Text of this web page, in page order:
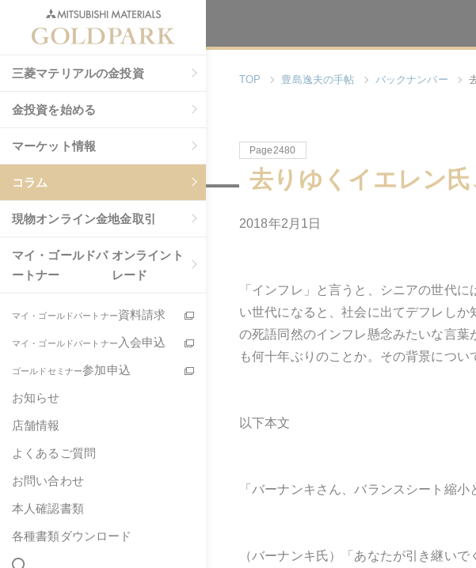
三菱マテリアルの金投資
金投資を始める
マーケット情報
コラム
現物オンライン金地金取引
マイ・ゴールドパ
ートナー
オンライント
レード
マイ・ゴールドパートナー資料請求
マイ・ゴールドパートナー 入会申込
ゴールドセミナー参加申込
お知らせ
店舗情報
よくあるご質問
お問い合わせ
本人確認書類
各種書類ダウンロード
TOP 豊島逸夫の手帖 バックナンバー
Page2480
去りゆくイエレン氏
2018年2月1日
「インフレ」と言うと、シニアの世代
い世代になると、社会に出てデフレし
の死語同然のインフレ懸念みたいな言
も何十年ぶりのことか。その背景につい
以下本文
「バーナンキさん、バランスシート縮
（バーナンキ氏）「あなたが引き継いで